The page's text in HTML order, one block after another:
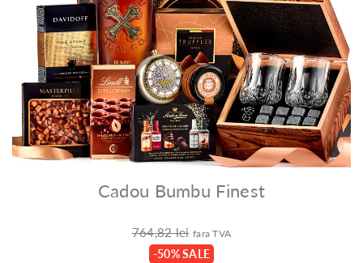
Cadou Bumbu Finest
764,82 lei fara TVA
-50% SALE